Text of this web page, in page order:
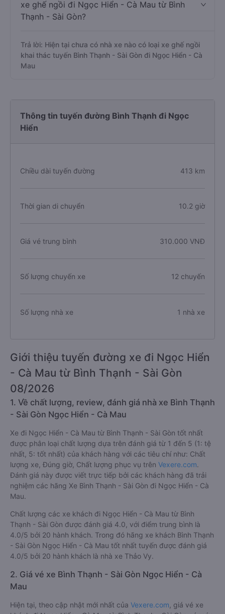
xe ghế ngồi đi Ngọc Hiển - Cà Mau từ Bình
Thạnh - Sài Gòn?
Trả lời: Hiện tại chưa có nhà xe nào có loại xe ghế ngồi
khai thác tuyến Bình Thạnh - Sài Gòn đi Ngọc Hiển - Cà
Mau
Thông tin tuyến đường Bình Thạnh đi Ngọc
Hiển
Chiều dài tuyến đường 413 km
Thời gian di chuyển 10.2 giờ
Giá vé trung bình 310.000 VNĐ
Số lượng chuyến xe 12 chuyến
Số lượng nhà xe 1 nhà xe
Giới thiệu tuyến đường xe đi Ngọc Hiển
- Cà Mau từ Bình Thạnh - Sài Gòn
08/2026
1. Về chất lượng, review, đánh giá nhà xe Bình Thạnh
- Sài Gòn Ngọc Hiển - Cà Mau
Xe đi Ngọc Hiển - Cà Mau từ Bình Thạnh - Sài Gòn tốt nhất
được phân loại chất lượng dựa trên đánh giá từ 1 đến 5 (1: tệ
nhất, 5: tốt nhất) của khách hàng với các tiêu chí như: Chất
lượng xe, Đúng giờ, Chất lượng phục vụ trên Vexere.com.
Đánh giá này được viết trực tiếp bởi các khách hàng đã trải
nghiệm các hãng Xe Bình Thạnh - Sài Gòn đi Ngọc Hiển - Cà
Mau.
Chất lượng các xe khách đi Ngọc Hiển - Cà Mau từ Bình
Thạnh - Sài Gòn được đánh giá 4.0, với điểm trung bình là
4.0/5 bởi 20 hành khách. Trong đó hãng xe khách Bình Thạnh
- Sài Gòn Ngọc Hiển - Cà Mau tốt nhất tuyến được đánh giá
4.0/5 bởi 20 hành khách là nhà xe Thảo Vy.
2. Giá vé xe Bình Thạnh - Sài Gòn Ngọc Hiển - Cà
Mau
Hiện tại, theo cập nhật mới nhất của Vexere.com , giá vé xe